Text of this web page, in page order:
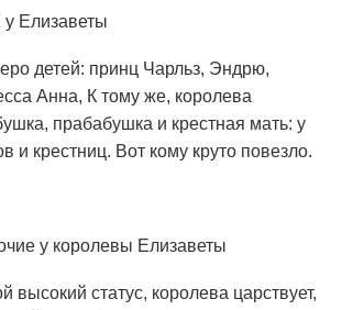
у Елизаветы
детей: принц Чарльз, Эндрю,
Анна, К тому же, королева
прабабушка и крестная мать: у
и крестниц. Вот кому круто повезло.
у королевы Елизаветы
высокий статус, королева царствует,